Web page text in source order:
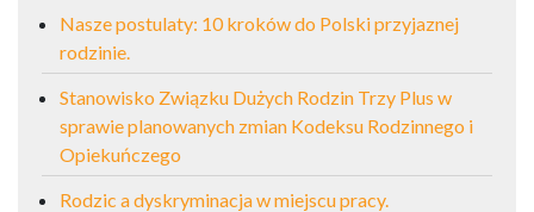
Nasze postulaty: 10 kroków do Polski przyjaznej
rodzinie.
Stanowisko Związku Dużych Rodzin Trzy Plus w
sprawie planowanych zmian Kodeksu Rodzinnego i
Opiekuńczego
Rodzic a dyskryminacja w miejscu pracy.